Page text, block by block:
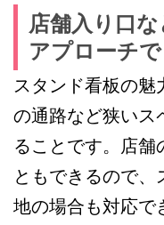
店舗入り口
アプローチ
スタンド看板の
の通路など狭いス
ることです。店舗
ともできるので、
地の場合も対応で